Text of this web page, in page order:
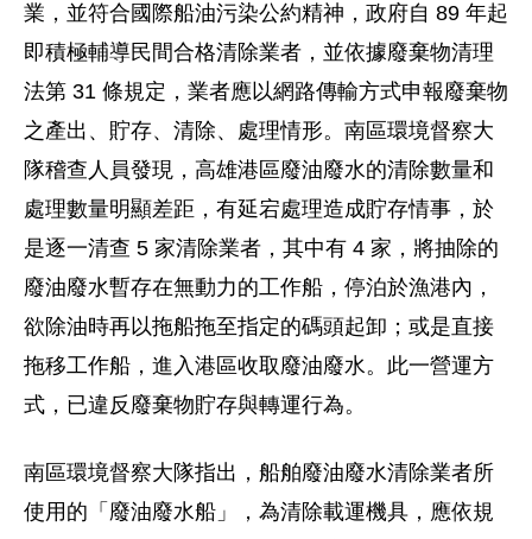
業，並符合國際船油污染公約精神，政府自 89 年起
即積極輔導民間合格清除業者，並依據廢棄物清理
法第 31 條規定，業者應以網路傳輸方式申報廢棄物
之產出、貯存、清除、處理情形。南區環境督察大
隊稽查人員發現，高雄港區廢油廢水的清除數量和
處理數量明顯差距，有延宕處理造成貯存情事，於
是逐一清查 5 家清除業者，其中有 4 家，將抽除的
廢油廢水暫存在無動力的工作船，停泊於漁港內，
欲除油時再以拖船拖至指定的碼頭起卸；或是直接
拖移工作船，進入港區收取廢油廢水。此一營運方
式，已違反廢棄物貯存與轉運行為。
南區環境督察大隊指出，船舶廢油廢水清除業者所
使用的「廢油廢水船」，為清除載運機具，應依規